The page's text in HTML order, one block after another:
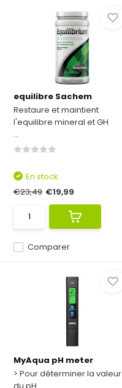
equilibre Sachem
Restaure et maintient
l'equilibre mineral et GH
...
Comparer
En stock
€23,49 €19,99
MyAqua pH meter
> Pour déterminer la valeur